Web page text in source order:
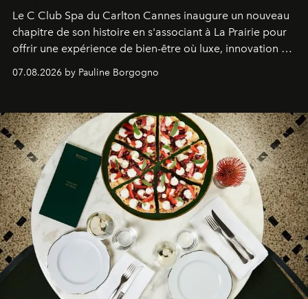
Le C Club Spa du Carlton Cannes inaugure un nouveau
chapitre de son histoire en s'associant à La Prairie pour
offrir une expérience de bien-être où luxe, innovation et
expertise se rencontrent.
07.08.2026 by Pauline Borgogno